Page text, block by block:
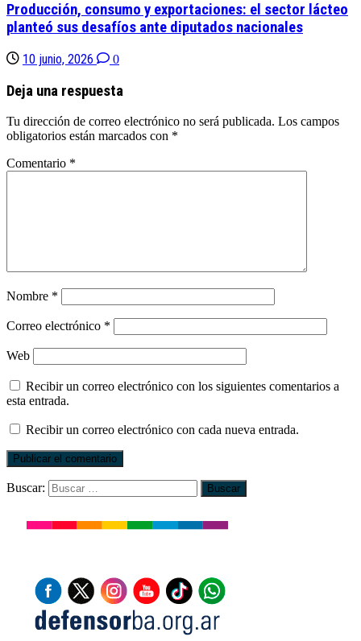
Producción, consumo y exportaciones: el sector lácteo
planteó sus desafíos ante diputados nacionales
10 junio, 2026 0
Deja una respuesta
Tu dirección de correo electrónico no será publicada. Los campos
obligatorios están marcados con *
Comentario *
Nombre *
Correo electrónico *
Web
Recibir un correo electrónico con los siguientes comentarios a
esta entrada.
Recibir un correo electrónico con cada nueva entrada.
Buscar: